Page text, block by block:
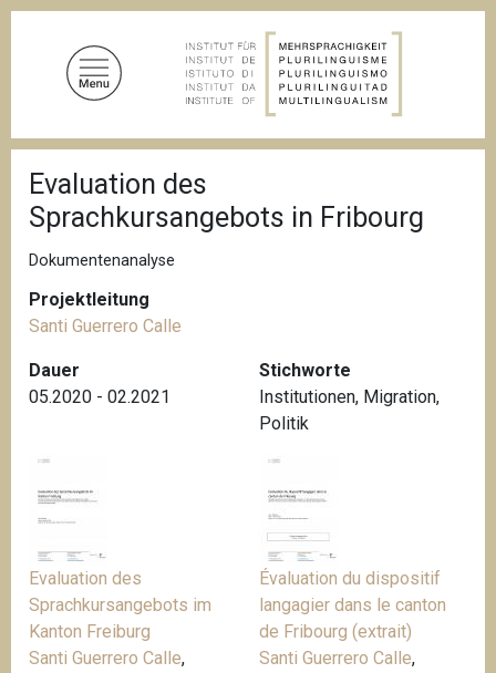
D
f
a
d
a
i
g
a
i
o
Evaluation des
Sprachkursangebots in Fribourg
Dokumentenanalyse
Projektleitung
Santi Guerrero Calle
Dauer
05.2020 - 02.2021
Stichworte
Institutionen, Migration,
Politik
Evaluation des
Sprachkursangebots im
Kanton Freiburg
Santi Guerrero Calle,
Évaluation du dispositif
langagier dans le canton
de Fribourg (extrait)
Santi Guerrero Calle,